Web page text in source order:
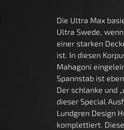
Die Ultra Max
Ultra Swede,
einer starken
ist. In diesen
Mahagoni
Spannstab ist
Der schlanke und
dieser Special
Lundgren Design
komplettiert.